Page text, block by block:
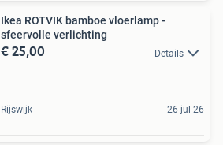
Ikea ROTVIK bamboe vloerlamp -
sfeervolle verlichting
€ 25,00 Details
Rijswijk 26 jul 26